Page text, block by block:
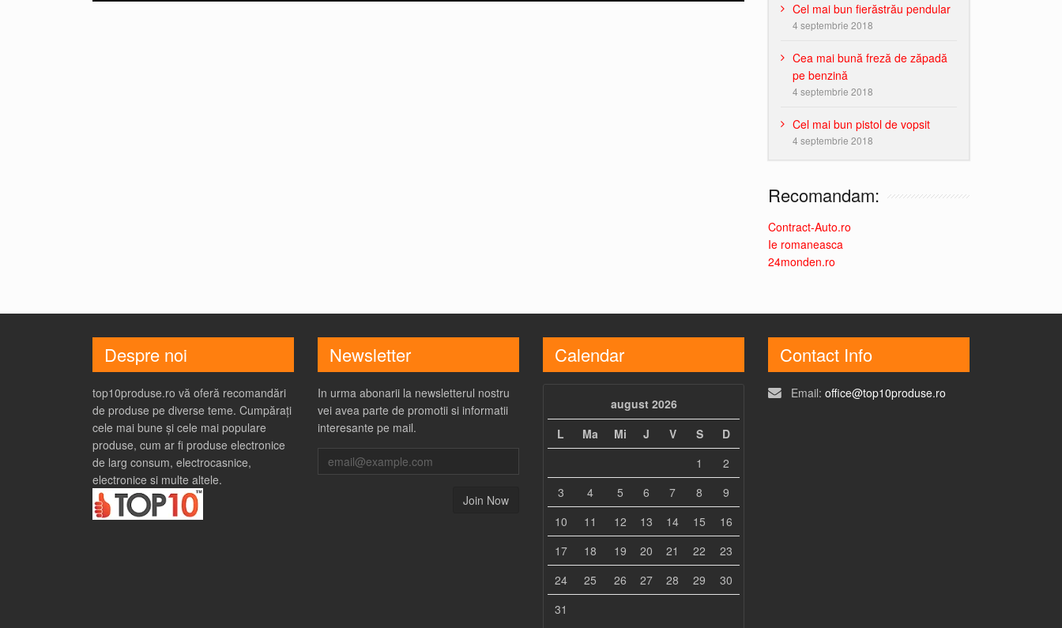
Cel mai bun fierăstrău pendular
4 septembrie 2018
Cea mai bună freză de zăpadă
pe benzină
4 septembrie 2018
Cel mai bun pistol de vopsit
4 septembrie 2018
Recomandam:
Contract-Auto.ro
Ie romaneasca
24monden.ro
Despre noi
top10produse.ro vă oferă recomandări
de produse pe diverse teme. Cumpărați
cele mai bune și cele mai populare
produse, cum ar fi produse electronice
de larg consum, electrocasnice,
electronice si multe altele.
Newsletter
In urma abonarii la newsletterul nostru
vei avea parte de promotii si informatii
interesante pe mail.
Calendar
august 2026
L
Ma Mi J V S
D
1
2
3
4 5 6 7 8
9
10
11 12 13 14 15
16
17
18 19 20 21 22
23
24
25 26 27 28 29
30
31
Contact Info
Email: office@top10produse.ro